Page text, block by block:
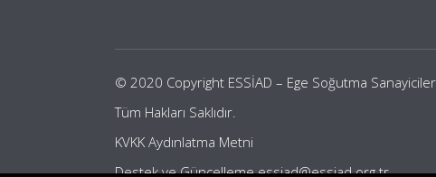
© 2020 Copyright ESSİAD – Ege Soğutma
Tüm Hakları Saklıdır.
KVKK Aydınlatma Metni
Destek ve Güncellemeessiad@essiad.org.tr